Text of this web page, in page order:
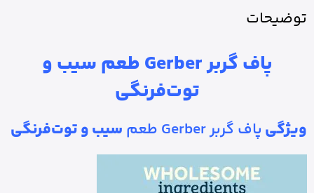
توضیحات
پاف گربر Gerber طعم سیب و
توت‌فرنگی
ویژگی پاف گربر Gerber طعم سیب و توت‌فرنگی